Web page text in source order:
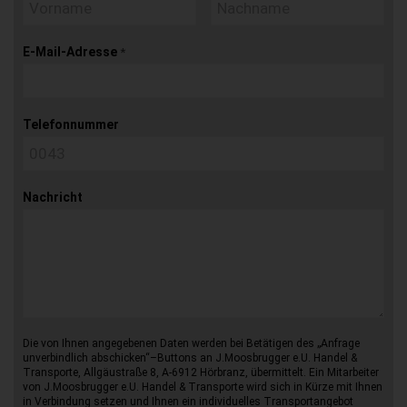
E-Mail-Adresse *
Telefonnummer
Nachricht
Die von Ihnen angegebenen Daten werden bei Betätigen des „Anfrage
unverbindlich abschicken“–Buttons an J.Moosbrugger e.U. Handel &
Transporte, Allgäustraße 8, A-6912 Hörbranz, übermittelt. Ein Mitarbeiter
von J.Moosbrugger e.U. Handel & Transporte wird sich in Kürze mit Ihnen
in Verbindung setzen und Ihnen ein individuelles Transportangebot